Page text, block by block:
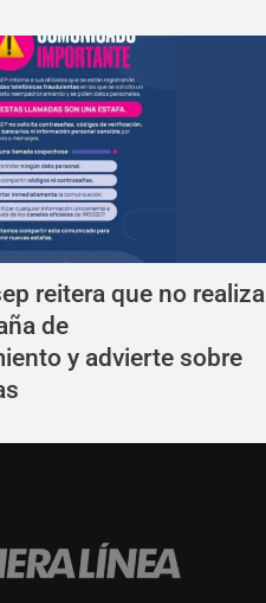
reitera que no realiza
de
y advierte sobre